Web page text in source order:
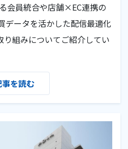
会員統合や店舗×EC連携の
データを活かした配信最適化
り組みについてご紹介してい
を読む